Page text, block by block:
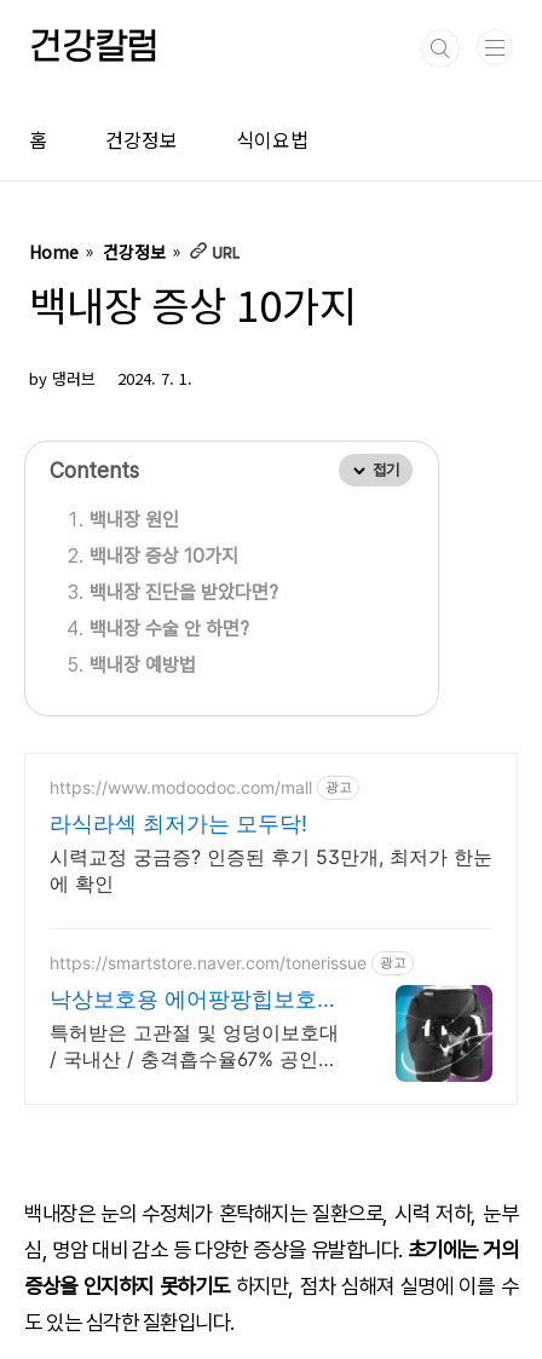
건강칼럼
홈 건강정보 식이요법
Home 건강정보
백내장 증상 10가지
by 댕러브 2024. 7. 1.
Contents 접기
백내장 원인
백내장 증상 10가지
백내장 진단을 받았다면?
백내장 수술 안 하면?
백내장 예방법
https://www.modoodoc.com/mall 광고
라식라섹 최저가는 모두닥!
시력교정 궁금증? 인증된 후기 53만개, 최저가 한눈
에 확인
https://smartstore.naver.com/tonerissue 광고
낙상보호용 에어팡팡힙보호대
1+1 상품 할인
특허받은 고관절 및 엉덩이보호대
/ 국내산 / 충격흡수율67% 공인기
백내장은 눈의 수정체가 혼탁해지는 질환으로, 시력 저하, 눈부
심, 명암 대비 감소 등 다양한 증상을 유발합니다. 초기에는 거의
증상을 인지하지 못하기도하지만, 점차 심해져 실명에 이를 수
도 있는 심각한 질환입니다.